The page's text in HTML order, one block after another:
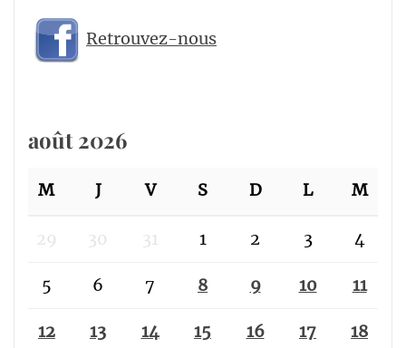
Retrouvez-nous
août 2026
M J V S D L M
29 30 31 1 2 3 4
5 6 7 8 9 10 11
12 13 14 15 16 17 18